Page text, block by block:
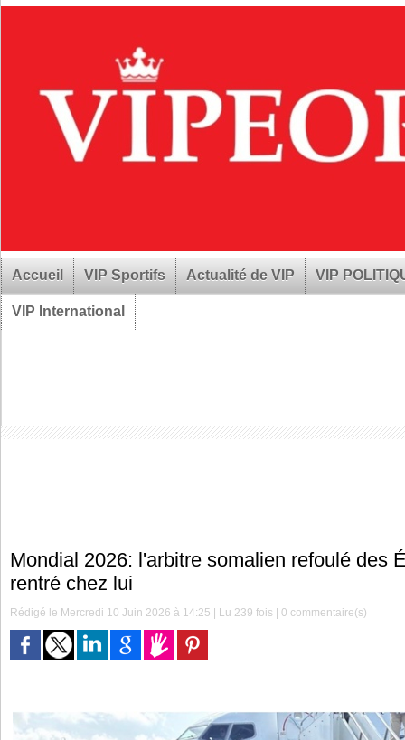
Accueil VIP Sportifs Actualité de VIP VIP
VIP International
Mondial 2026: l'arbitre somalien refoulé des
rentré chez lui
Rédigé le Mercredi 10 Juin 2026 à 14:25 | Lu 239 fois |0 commentaire(s)